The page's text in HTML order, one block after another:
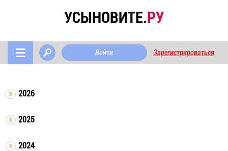
УСЫНОВИТЕ.РУ
Войти Зарегистрироваться
2026
2025
2024